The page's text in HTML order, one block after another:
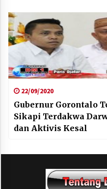
22/09/2020
Gubernur Gorontalo
Sikapi Terdakwa
dan Aktivis Kesal